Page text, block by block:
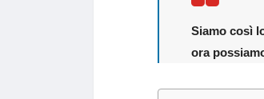
Siamo così
ora